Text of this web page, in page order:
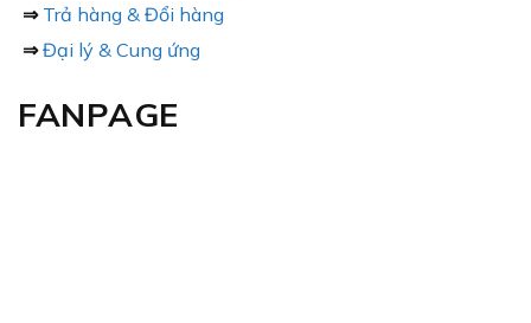
⇒ Trả hàng & Đổi hàng
⇒ Đại lý & Cung ứng
FANPAGE